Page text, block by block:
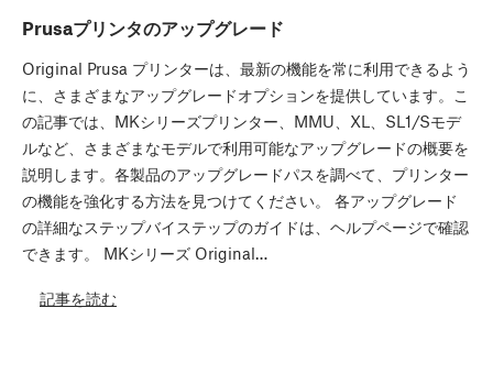
Prusaプリンタのアップグレード
Original Prusa プリンターは、最新の機能を常に利用できるよう
に、さまざまなアップグレードオプションを提供しています。こ
の記事では、MKシリーズプリンター、MMU、XL、SL1/Sモデ
ルなど、さまざまなモデルで利用可能なアップグレードの概要を
説明します。各製品のアップグレードパスを調べて、プリンター
の機能を強化する方法を見つけてください。 各アップグレード
の詳細なステップバイステップのガイドは、ヘルプページで確認
できます。 MKシリーズ Original…
記事を読む